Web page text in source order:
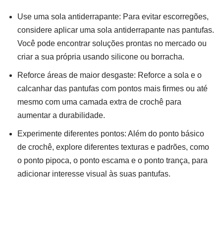
Use uma sola antiderrapante: Para evitar escorregões,
considere aplicar uma sola antiderrapante nas pantufas.
Você pode encontrar soluções prontas no mercado ou
criar a sua própria usando silicone ou borracha.
Reforce áreas de maior desgaste: Reforce a sola e o
calcanhar das pantufas com pontos mais firmes ou até
mesmo com uma camada extra de crochê para
aumentar a durabilidade.
Experimente diferentes pontos: Além do ponto básico
de crochê, explore diferentes texturas e padrões, como
o ponto pipoca, o ponto escama e o ponto trança, para
adicionar interesse visual às suas pantufas.